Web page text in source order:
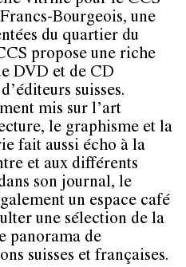
Bourgeois, une
du quartier du
propose une riche
DVD et de CD
suisses.
mis sur l’art
le graphisme et la
fait aussi écho à la
et aux différents
son journal, le
un espace café
une sélection de la
panorama de
suisses et françaises.